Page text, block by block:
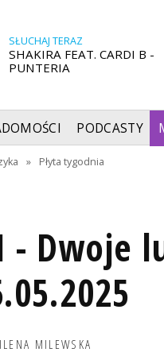
SŁUCHAJ TERAZ
SHAKIRA FEAT. CARDI B -
PUNTERIA
PODCASTY
» Płyta tygodnia
- Dwoje
MILEWSKA